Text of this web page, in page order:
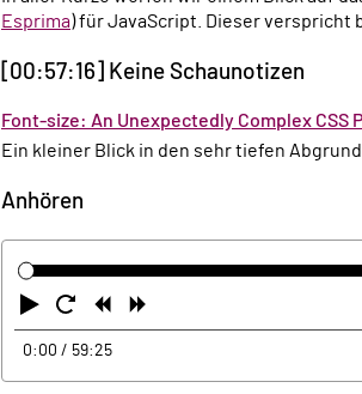
Esprima) für JavaScript. Dieser verspricht
[00:57:16] Keine Schaunotizen
Font-size: An Unexpectedly Complex CSS
Ein kleiner Blick in den sehr tiefen
Anhören
Abspielen
Neustart
Zurück
0:00 / 59:25